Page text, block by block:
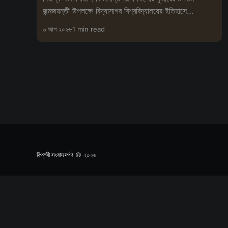
জন্মজয়ন্তী উপলক্ষে বিদ্যাসাগর বিশ্ববিদ্যালয়ের ইতিহাসে
৬ আগ ২০২৬1 min read
বিপ্লবী সংবাদ দর্পণ© ২০২৬